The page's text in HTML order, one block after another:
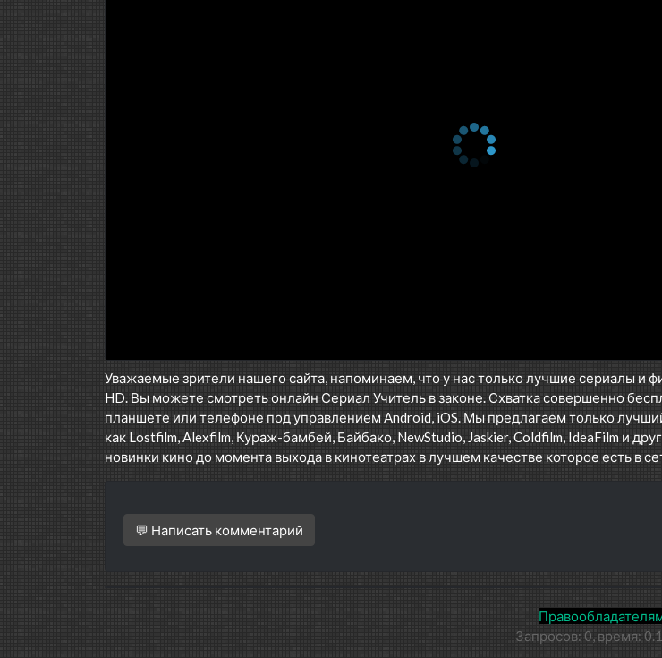
1 сезон 2 серия
1 сезон 1 серия
Уважаемые зрители нашего сайта, напоминаем, что у нас только лучшие сериалы и
HD. Вы можете смотреть онлайн Сериал Учитель в законе. Схватка совершенно
планшете или телефоне под управлением Android, iOS. Мы предлагаем только
как Lostfilm, Alexfilm, Кураж-бамбей, Байбако, NewStudio, Jaskier, Coldfilm, IdeaFilm и
новинки кино до момента выхода в кинотеатрах в лучшем качестве которое есть в
💬 Написать комментарий
Запросов: 0, время: